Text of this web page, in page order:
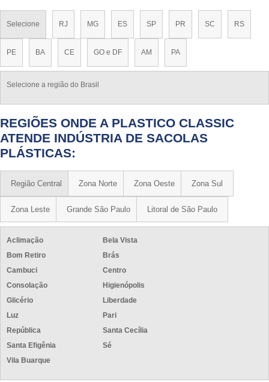
Selecione RJ MG ES SP PR SC RS
PE BA CE GO e DF AM PA
Selecione a região do Brasil
REGIÕES ONDE A PLASTICO CLASSIC
ATENDE INDÚSTRIA DE SACOLAS
PLÁSTICAS:
Região Central Zona Norte Zona Oeste Zona Sul
Zona Leste Grande São Paulo Litoral de São Paulo
Aclimação
Bela Vista
Bom Retiro
Brás
Cambuci
Centro
Consolação
Higienópolis
Glicério
Liberdade
Luz
Pari
República
Santa Cecília
Santa Efigênia
Sé
Vila Buarque